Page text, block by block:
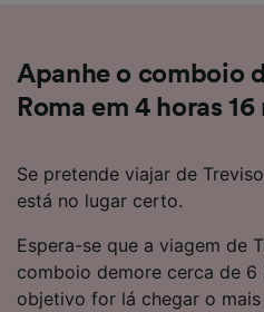
Apanhe o comboio
Roma em 4 horas
Se pretende viajar de
está no lugar certo.
Espera-se que a viagem de
comboio demore cerca de 6
objetivo for lá chegar o